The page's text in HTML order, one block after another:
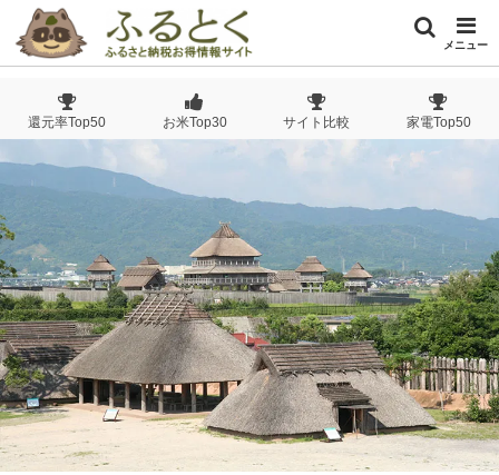
メニュー
還元率Top50 お米Top30 サイト比較 家電Top50